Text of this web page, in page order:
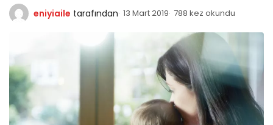
eniyiaile tarafından 13 Mart 2019 788 kez okundu